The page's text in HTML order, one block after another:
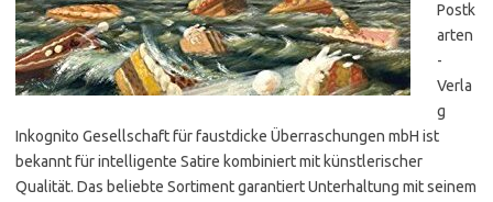
Postk
arten
-
Verla
g
Inkognito Gesellschaft für faustdicke Überraschungen mbH ist
bekannt für intelligente Satire kombiniert mit künstlerischer
Qualität. Das beliebte Sortiment garantiert Unterhaltung mit seinem